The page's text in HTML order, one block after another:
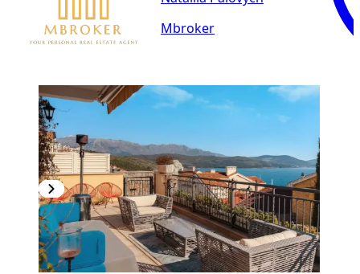
Mbroker